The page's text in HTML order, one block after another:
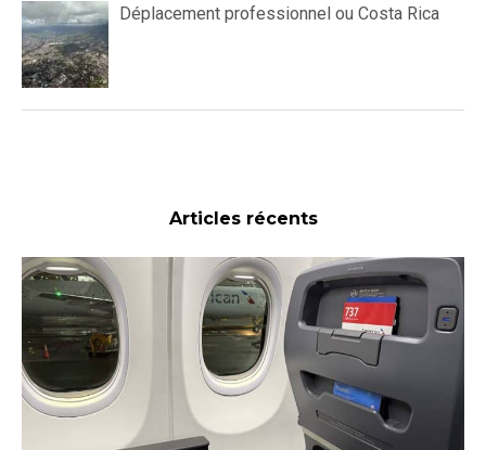
Déplacement professionnel ou Costa Rica
Articles récents